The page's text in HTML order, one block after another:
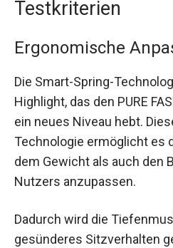
Testkriterien
Ergonomische
Die Smart-Spring-
Highlight, das den PURE
ein neues Niveau hebt.
Technologie ermöglicht es
dem Gewicht als auch den
Nutzers anzupassen.
Dadurch wird die
gesünderes Sitzverhalten